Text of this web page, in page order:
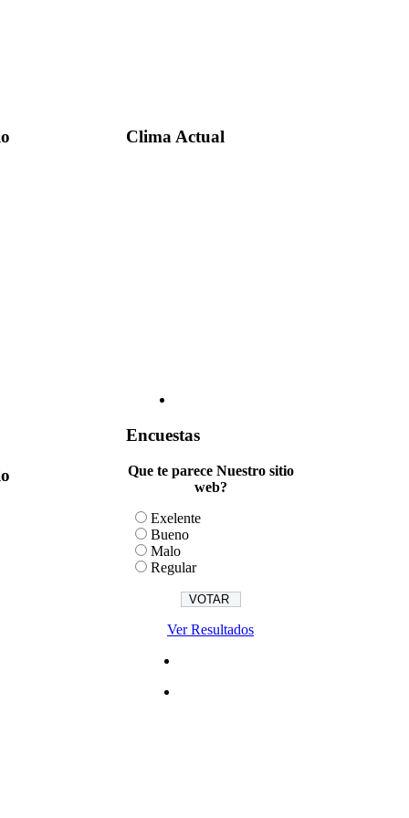
for:
Clima Actual
Encuestas
Que te parece Nuestro sitio
web?
Exelente
Bueno
Malo
Regular
Ver Resultados